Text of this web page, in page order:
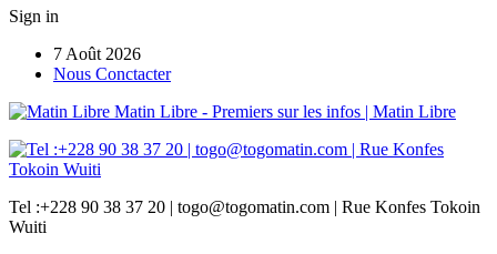
Sign in
7 Août 2026
Nous Conctacter
Matin Libre - Premiers sur les infos | Matin Libre
Tel :+228 90 38 37 20 | togo@togomatin.com | Rue Konfes Tokoin
Wuiti